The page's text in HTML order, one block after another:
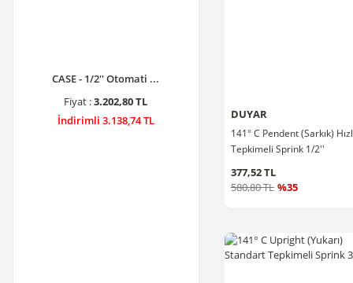
CASE - 1/2'' Otomati ...
Fiyat :3.202,80 TL
İndirimli 3.138,74 TL
DUYAR
141° C Pendent (Sarkık)
Tepkimeli Sprink 1/2''
377,52 TL
580,80 TL %35